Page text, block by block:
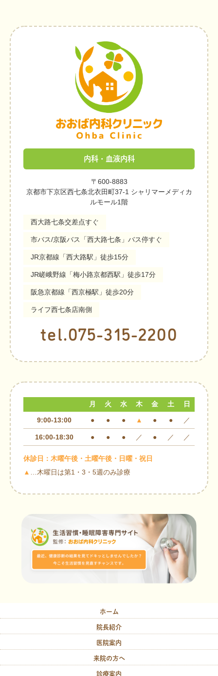
内科・血液内科
〒600-8883
京都市下京区西七条北衣田町37-1 シャリマーメディカ
ルモール1階
西大路七条交差点すぐ
市バス/京阪バス「西大路七条」バス停すぐ
JR京都線「西大路駅」徒歩15分
JR嵯峨野線「梅小路京都西駅」徒歩17分
阪急京都線「西京極駅」徒歩20分
ライフ西七条店南側
tel.075-315-2200
月 火 水 木 金 土 日
9:00-13:00 ● ● ● ▲ ● ● ／
16:00-18:30 ● ● ● ／ ● ／ ／
休診日：木曜午後・土曜午後・日曜・祝日
▲
…木曜日は第1・3・5週のみ診療
ホーム
院長紹介
医院案内
来院の方へ
診療案内